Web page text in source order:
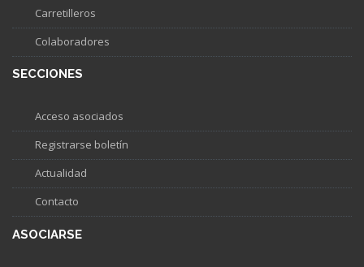
Carretilleros
Colaboradores
SECCIONES
Acceso asociados
Registrarse boletín
Actualidad
Contacto
ASOCIARSE